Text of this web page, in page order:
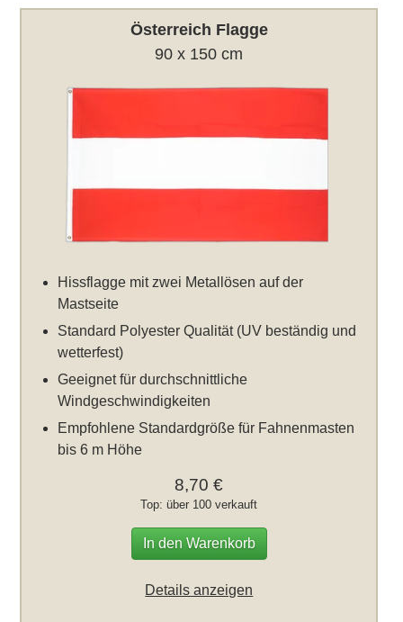
Österreich Flagge
90 x 150 cm
Hissflagge mit zwei Metallösen auf der
Mastseite
Standard Polyester Qualität (UV beständig und
wetterfest)
Geeignet für durchschnittliche
Windgeschwindigkeiten
Empfohlene Standardgröße für Fahnenmasten
bis 6 m Höhe
8,70 €
Top: über 100 verkauft
In den Warenkorb
Details anzeigen